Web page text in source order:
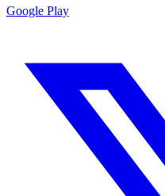
Google Play